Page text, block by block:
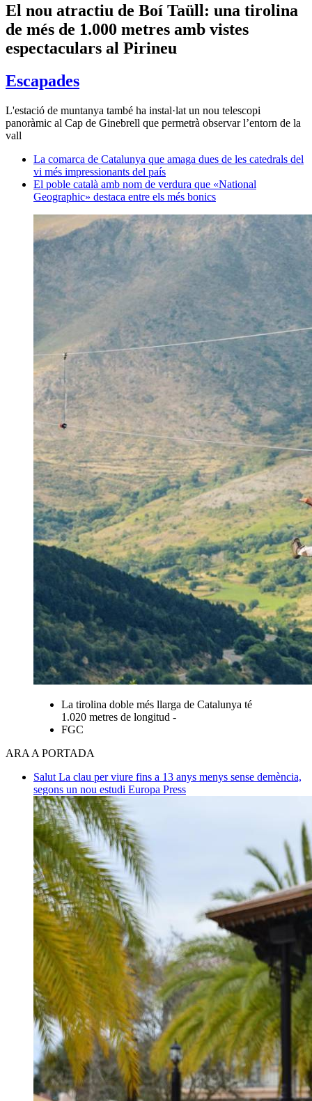
El nou atractiu de Boí Taüll: una tirolina
de més de 1.000 metres amb vistes
espectaculars al Pirineu
Escapades
L'estació de muntanya també ha instal·lat un nou telescopi
panoràmic al Cap de Ginebrell que permetrà observar l’entorn de la
vall
La comarca de Catalunya que amaga dues de les catedrals del
vi més impressionants del país
El poble català amb nom de verdura que «National
Geographic» destaca entre els més bonics
La tirolina doble més llarga de Catalunya té
1.020 metres de longitud -
FGC
ARA A PORTADA
Salut La clau per viure fins a 13 anys menys sense demència,
segons un nou estudi Europa Press